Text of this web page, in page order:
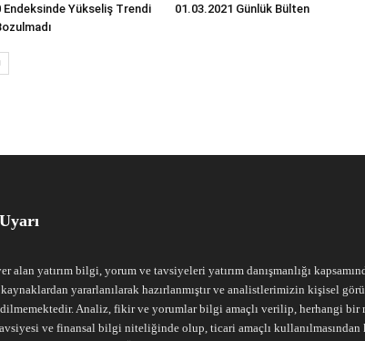
Endeksinde Yükseliş Trendi
01.03.2021 Günlük Bülten
alan yatırım bilgi, yorum ve tavsiyeleri yatırım danışmanlığı
yararlanılarak hazırlanmıştır ve analistlerimizin kişisel
Analiz, fikir ve yorumlar bilgi amaçlı verilip, herhangi bir
ve finansal bilgi niteliğinde olup, ticari amaçlı